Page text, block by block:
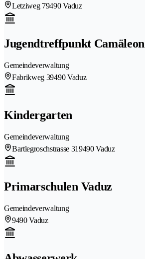
Letziweg 79490 Vaduz
Jugendtreffpunkt Camäleon
Gemeindeverwaltung
Fabrikweg 39490 Vaduz
Kindergarten
Gemeindeverwaltung
Bartlegroschstrasse 319490 Vaduz
Primarschulen Vaduz
Gemeindeverwaltung
9490 Vaduz